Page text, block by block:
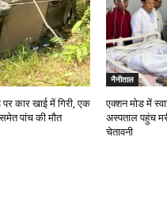
पर कार खाई में गिरी, एक
समेत पांच की मौत
नैनीताल
एक्शन मोड में
अस्पताल पहुंच
चेतावनी